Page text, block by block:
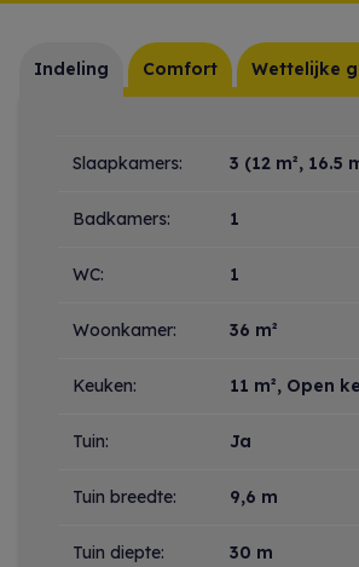
Indeling Comfort Wettelijke
Indeling
Slaapkamers: 3 (12 m², 16.5
Badkamers: 1
WC: 1
Woonkamer: 36 m²
Keuken: 11 m², Open
Tuin: Ja
Tuin breedte: 9,6 m
Tuin diepte: 30 m